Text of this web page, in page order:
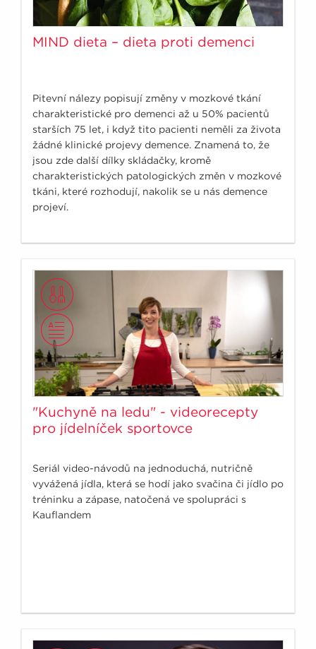
MIND dieta – dieta proti demenci
Pitevní nálezy popisují změny v mozkové tkání
charakteristické pro demenci až u 50% pacientů
starších 75 let, i když tito pacienti neměli za života
žádné klinické projevy demence. Znamená to, že
jsou zde další dílky skládačky, kromě
charakteristických patologických změn v mozkové
tkáni, které rozhodují, nakolik se u nás demence
projeví.
"Kuchyně na ledu" - videorecepty
pro jídelníček sportovce
Seriál video-návodů na jednoduchá, nutričně
vyvážená jídla, která se hodí jako svačina či jídlo po
tréninku a zápase, natočená ve spolupráci s
Kauflandem